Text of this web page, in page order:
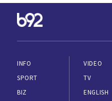
INFO
SPORT
BIZ
VIDEO
TV
ENGLISH